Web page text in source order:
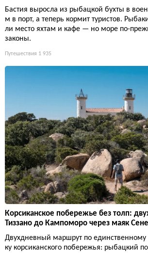
Бастия выросла из рыбацкой бухты в
м в порт, а теперь кормит туристов.
ли место яхтам и кафе — но море по-
законы.
Путешествия 1 935
Корсиканское побережье без толп:
Тиззано до Кампоморо через маяк
Двухдневный маршрут по единственному
ку корсиканского побережья: рыбацкий